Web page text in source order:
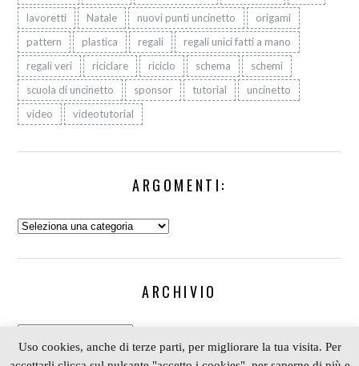
lavoretti
Natale nuovi punti uncinetto
origami
pattern
plastica regali
regali unici fatti a mano
regali veri
riciclare riciclo schema
schemi
scuola di uncinetto
sponsor tutorial
uncinetto
video
videotutorial
ARGOMENTI:
Argomenti:
ARCHIVIO
Archivio
Uso cookies, anche di terze parti, per migliorare la tua visita. Per